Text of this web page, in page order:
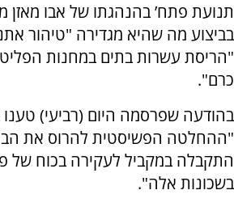
תנועת פתח’ בהנהגתו של אבו
בביצוע מה שהיא מגדירה "טיהור
"הריסת עשרות בתים במחנות
כרם".
בהודעה שפרסמה היום (רביעי)
"ההחלטה הפשיסטית להרוס את
התקבלה במקביל לעקירה בכוח של
בשכונות אלה".